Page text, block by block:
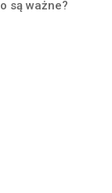
są ważne?